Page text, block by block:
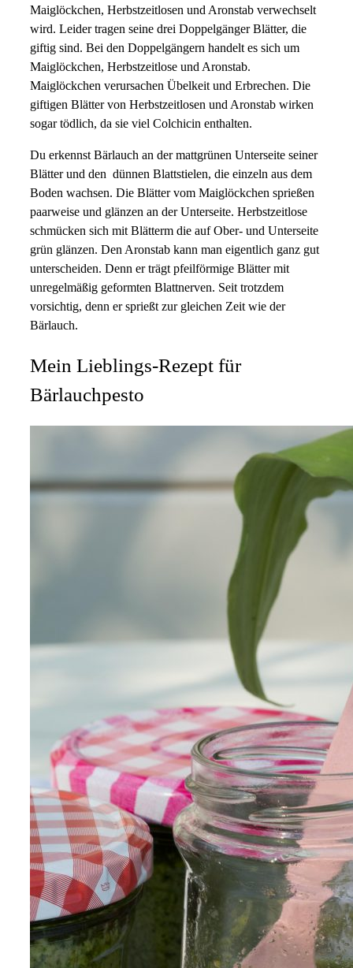
Maiglöckchen, Herbstzeitlosen und Aronstab verwechselt
wird. Leider tragen seine drei Doppelgänger Blätter, die
giftig sind. Bei den Doppelgängern handelt es sich um
Maiglöckchen, Herbstzeitlose und Aronstab.
Maiglöckchen verursachen Übelkeit und Erbrechen. Die
giftigen Blätter von Herbstzeitlosen und Aronstab wirken
sogar tödlich, da sie viel Colchicin enthalten.
Du erkennst Bärlauch an der mattgrünen Unterseite seiner
Blätter und den dünnen Blattstielen, die einzeln aus dem
Boden wachsen. Die Blätter vom Maiglöckchen sprießen
paarweise und glänzen an der Unterseite. Herbstzeitlose
schmücken sich mit Blätterm die auf Ober- und Unterseite
grün glänzen. Den Aronstab kann man eigentlich ganz gut
unterscheiden. Denn er trägt pfeilförmige Blätter mit
unregelmäßig geformten Blattnerven. Seit trotzdem
vorsichtig, denn er sprießt zur gleichen Zeit wie der
Bärlauch.
Mein Lieblings-Rezept für
Bärlauchpesto